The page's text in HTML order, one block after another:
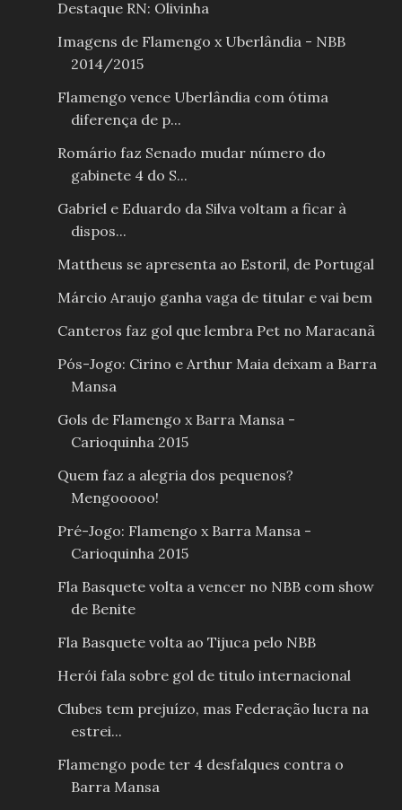
Destaque RN: Olivinha
Imagens de Flamengo x Uberlândia - NBB
2014/2015
Flamengo vence Uberlândia com ótima
diferença de p...
Romário faz Senado mudar número do
gabinete 4 do S...
Gabriel e Eduardo da Silva voltam a ficar à
dispos...
Mattheus se apresenta ao Estoril, de Portugal
Márcio Araujo ganha vaga de titular e vai bem
Canteros faz gol que lembra Pet no Maracanã
Pós-Jogo: Cirino e Arthur Maia deixam a Barra
Mansa
Gols de Flamengo x Barra Mansa -
Carioquinha 2015
Quem faz a alegria dos pequenos?
Mengooooo!
Pré-Jogo: Flamengo x Barra Mansa -
Carioquinha 2015
Fla Basquete volta a vencer no NBB com show
de Benite
Fla Basquete volta ao Tijuca pelo NBB
Herói fala sobre gol de titulo internacional
Clubes tem prejuízo, mas Federação lucra na
estrei...
Flamengo pode ter 4 desfalques contra o
Barra Mansa